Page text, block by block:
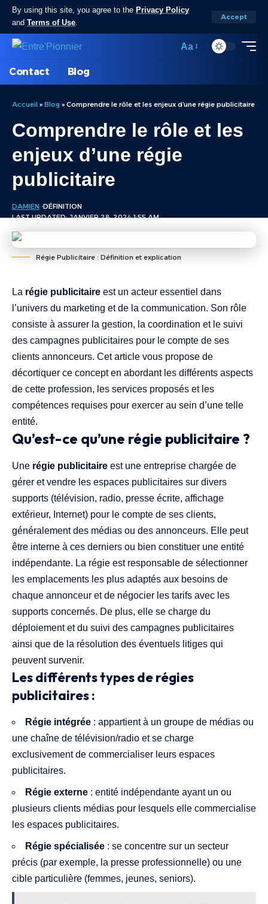
By using this site, you agree to the Privacy Policy
and Terms of Use.
Accept
Aa
Contact Blog
Accueil » Blog » Comprendre le rôle et les enjeux d’une régie publicitaire
Comprendre le rôle et les
enjeux d’une régie
publicitaire
LAST UPDATED: JANVIER 28, 2024 1:55 AM
DAMIEN DÉFINITION
Régie Publicitaire : Définition et explication
La régie publicitaire est un acteur essentiel dans
l’univers du marketing et de la communication. Son rôle
consiste à assurer la gestion, la coordination et le suivi
des campagnes publicitaires pour le compte de ses
clients annonceurs. Cet article vous propose de
décortiquer ce concept en abordant les différents aspects
de cette profession, les services proposés et les
compétences requises pour exercer au sein d’une telle
entité.
Qu’est-ce qu’une régie publicitaire ?
Une régie publicitaire est une entreprise chargée de
gérer et vendre les espaces publicitaires sur divers
supports (télévision, radio, presse écrite, affichage
extérieur, Internet) pour le compte de ses clients,
généralement des médias ou des annonceurs. Elle peut
être interne à ces derniers ou bien constituer une entité
indépendante. La régie est responsable de sélectionner
les emplacements les plus adaptés aux besoins de
chaque annonceur et de négocier les tarifs avec les
supports concernés. De plus, elle se charge du
déploiement et du suivi des campagnes publicitaires
ainsi que de la résolution des éventuels litiges qui
peuvent survenir.
Les différents types de régies
publicitaires :
Régie intégrée : appartient à un groupe de médias ou
une chaîne de télévision/radio et se charge
exclusivement de commercialiser leurs espaces
publicitaires.
Régie externe : entité indépendante ayant un ou
plusieurs clients médias pour lesquels elle commercialise
les espaces publicitaires.
Régie spécialisée : se concentre sur un secteur
précis (par exemple, la presse professionnelle) ou une
cible particulière (femmes, jeunes, seniors).